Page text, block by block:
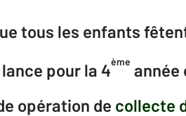
tous les enfants
lance pour la 4ème année
opération de collecte